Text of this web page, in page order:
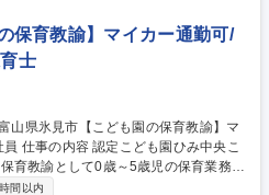
保育教諭】マイカー通勤可/
士
央こ
育教諭として0歳～5歳児の保育業務を
度の園児を複数名の職員と協力しなが
間以内